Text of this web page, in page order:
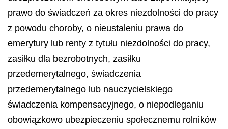
prawo do świadczeń za okres niezdolności do pracy
z powodu choroby, o nieustaleniu prawa do
emerytury lub renty z tytułu niezdolności do pracy,
zasiłku dla bezrobotnych, zasiłku
przedemerytalnego, świadczenia
przedemerytalnego lub nauczycielskiego
świadczenia kompensacyjnego, o niepodleganiu
obowiązkowo ubezpieczeniu społecznemu rolników